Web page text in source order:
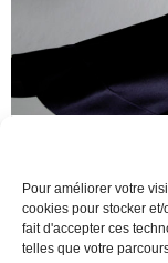
Pour améliorer votre
cookies pour stocker
fait d'accepter ces
telles que votre
Magazine : Sur la
Metropolitan Paris
Make-up artist :
designer : Raynald